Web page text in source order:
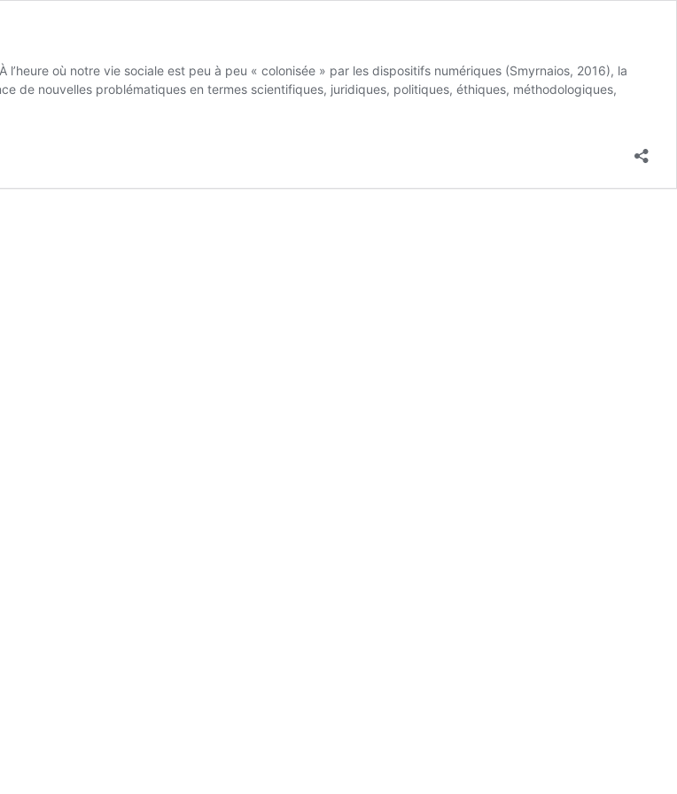
où notre vie sociale est peu à peu « colonisée » par les dispositifs numériques (Smyrnaios, 2016), la
de nouvelles problématiques en termes scientifiques, juridiques, politiques, éthiques, méthodologiques,